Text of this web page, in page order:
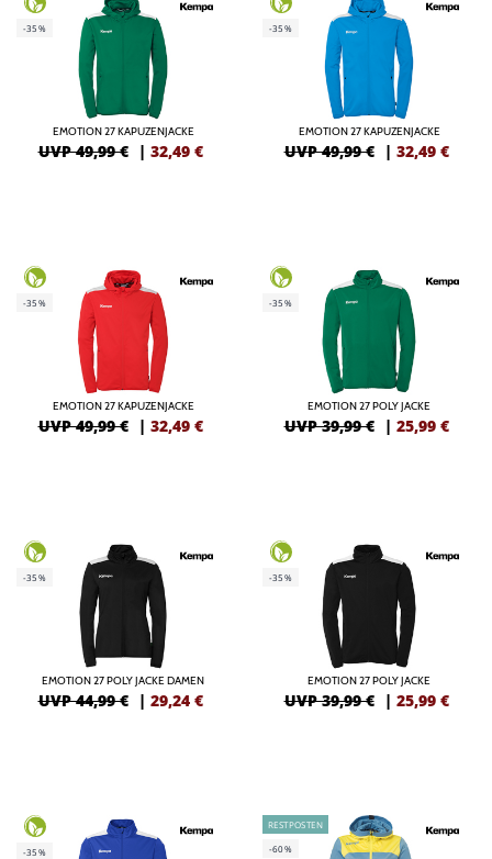
-35%
EMOTION 27 KAPUZENJACKE
UVP 49,99 € | 32,49 €
-35%
EMOTION 27 KAPUZENJACKE
UVP 49,99 € | 32,49 €
-35%
EMOTION 27 KAPUZENJACKE
UVP 49,99 € | 32,49 €
-35%
EMOTION 27 POLY JACKE
UVP 39,99 € | 25,99 €
-35%
EMOTION 27 POLY JACKE DAMEN
UVP 44,99 € | 29,24 €
-35%
EMOTION 27 POLY JACKE
UVP 39,99 € | 25,99 €
-35%
RESTPOSTEN
-60%